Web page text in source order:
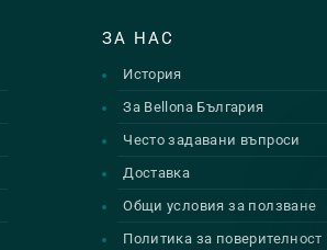
ЗА НАС
История
За Bellona България
Често задавани въпроси
Доставка
Общи условия за ползване
Политика за поверителност